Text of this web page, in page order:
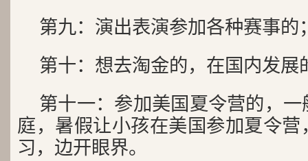
第九：演出表演参加各种赛事的
第十：想去淘金的，在国内发展
第十一：参加美国夏令营的，
庭，暑假让小孩在美国参加夏令
习，边开眼界。